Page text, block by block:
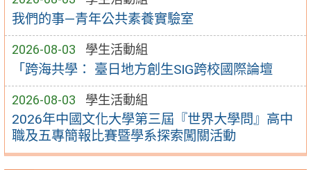
我們的事—青年公共素養實驗室
2026-08-03 學生活動組
「跨海共學： 臺日地方創生SIG跨校國際論壇
2026-08-03 學生活動組
2026年中國文化大學第三屆『世界大學問』高中
職及五專簡報比賽暨學系探索闖關活動